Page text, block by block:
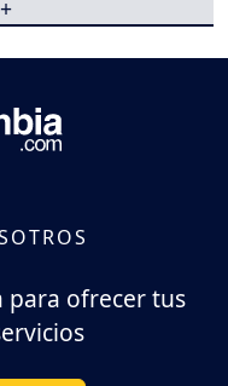
para ofrecer tus